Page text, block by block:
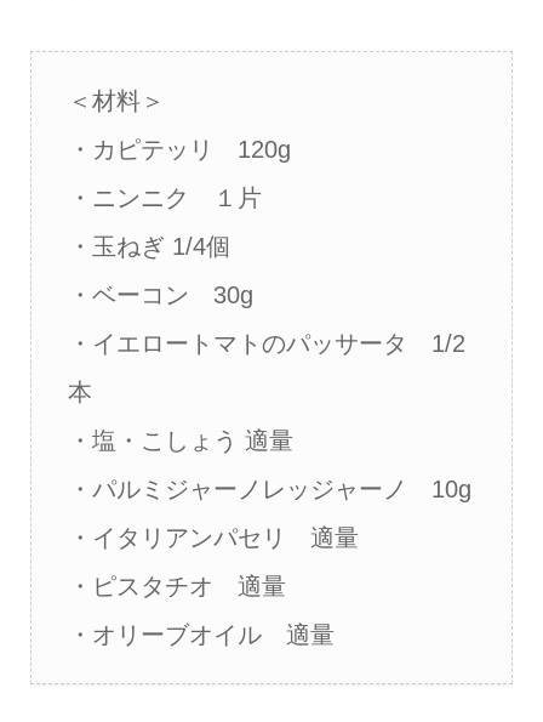
＜材料＞
・カピテッリ 120g
・ニンニク １片
・玉ねぎ 1/4個
・ベーコン 30g
・イエロートマトのパッサータ 1/2
本
・塩・こしょう 適量
・パルミジャーノレッジャーノ 10g
・イタリアンパセリ 適量
・ピスタチオ 適量
・オリーブオイル 適量